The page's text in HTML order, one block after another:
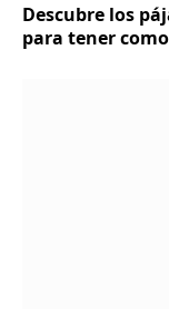
Descubre los
para tener